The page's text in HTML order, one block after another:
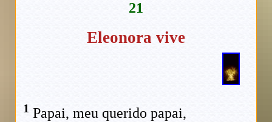
21
Eleonora vive
1 Papai, meu querido papai,